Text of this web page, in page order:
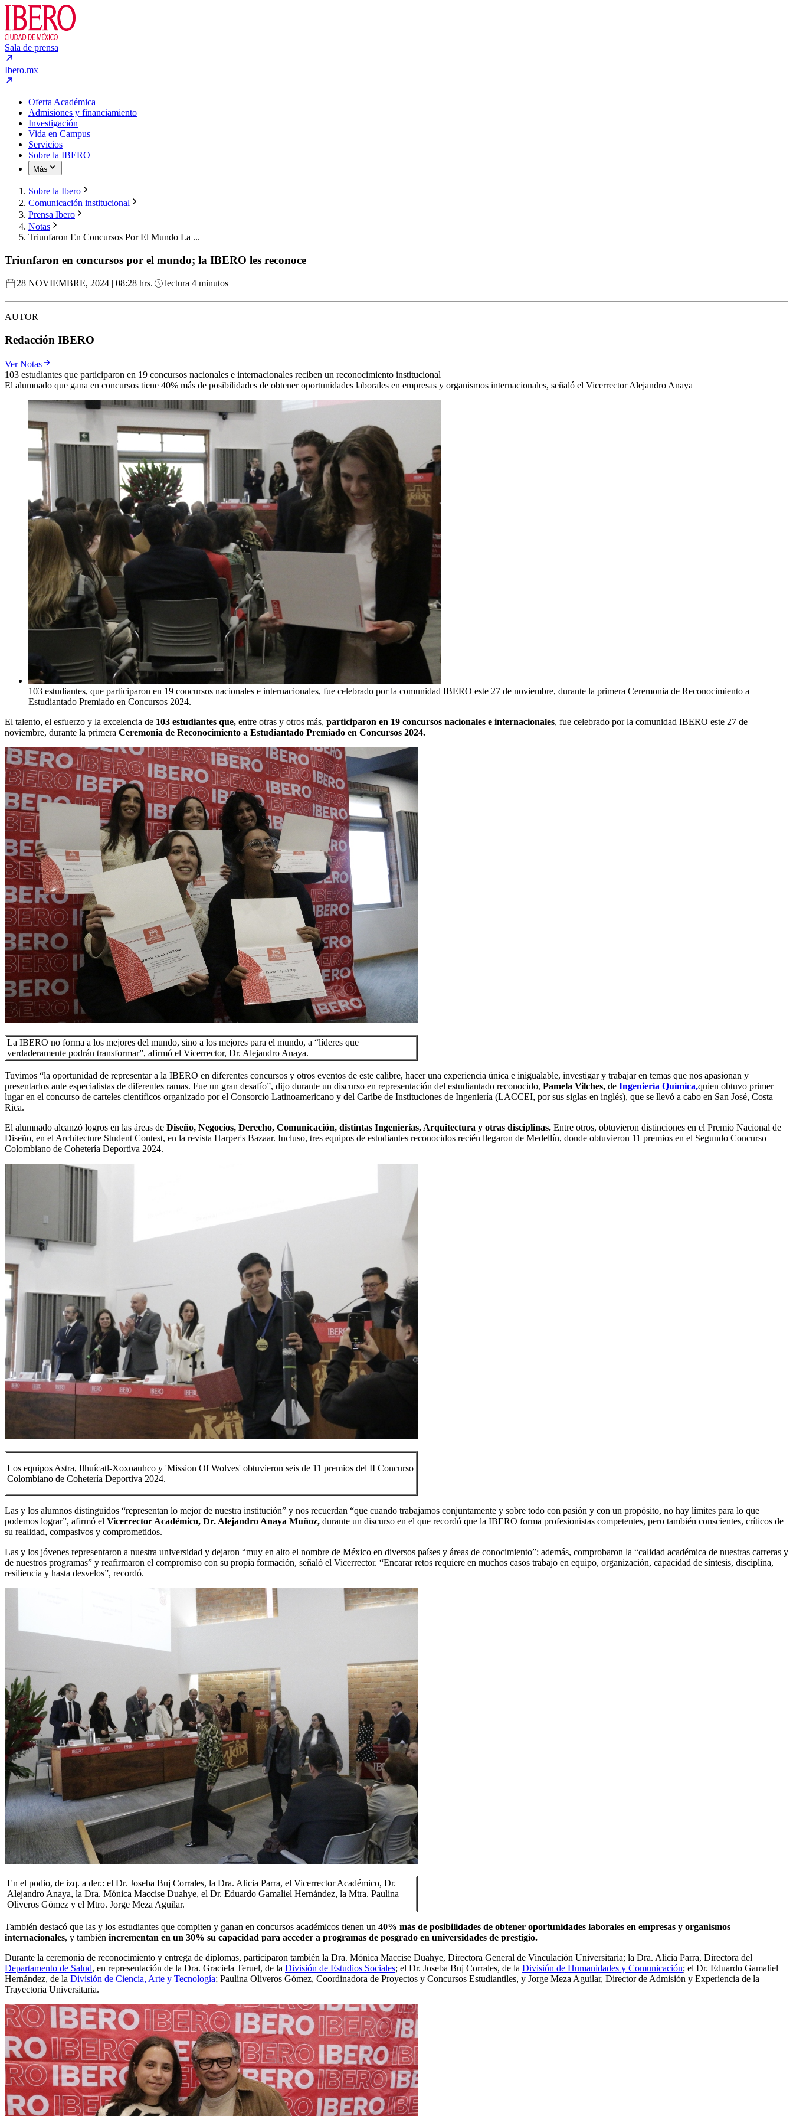
Sala de prensa
Ibero.mx
Oferta Académica
Admisiones y financiamiento
Investigación
Vida en Campus
Servicios
Sobre la IBERO
Más
Sobre la Ibero
Comunicación institucional
Prensa Ibero
Notas
Triunfaron En Concursos Por El Mundo La ...
Triunfaron en concursos por el mundo; la IBERO les reconoce
28 NOVIEMBRE, 2024 | 08:28 hrs. lectura 4 minutos
AUTOR
Redacción IBERO
Ver Notas
103 estudiantes que participaron en 19 concursos nacionales e internacionales reciben un reconocimiento institucional
El alumnado que gana en concursos tiene 40% más de posibilidades de obtener oportunidades laborales en empresas y organismos internacionales, señaló el Vicerrector Alejandro Anaya
103 estudiantes, que participaron en 19 concursos nacionales e internacionales, fue celebrado por la comunidad IBERO este 27 de noviembre, durante la primera Ceremonia de Reconocimiento a
Estudiantado Premiado en Concursos 2024.
El talento, el esfuerzo y la excelencia de 103 estudiantes que, entre otras y otros más, participaron en 19 concursos nacionales e internacionales, fue celebrado por la comunidad IBERO este 27 de
noviembre, durante la primera Ceremonia de Reconocimiento a Estudiantado Premiado en Concursos 2024.
La IBERO no forma a los mejores del mundo, sino a los mejores para el mundo, a “líderes que
verdaderamente podrán transformar”, afirmó el Vicerrector, Dr. Alejandro Anaya.
Tuvimos “la oportunidad de representar a la IBERO en diferentes concursos y otros eventos de este calibre, hacer una experiencia única e inigualable, investigar y trabajar en temas que nos apasionan y
presentarlos ante especialistas de diferentes ramas. Fue un gran desafío”, dijo durante un discurso en representación del estudiantado reconocido, Pamela Vilches, de Ingeniería Química,quien obtuvo primer
lugar en el concurso de carteles científicos organizado por el Consorcio Latinoamericano y del Caribe de Instituciones de Ingeniería (LACCEI, por sus siglas en inglés), que se llevó a cabo en San José, Costa
Rica.
El alumnado alcanzó logros en las áreas de Diseño, Negocios, Derecho, Comunicación, distintas Ingenierías, Arquitectura y otras disciplinas. Entre otros, obtuvieron distinciones en el Premio Nacional de
Diseño, en el Architecture Student Contest, en la revista Harper's Bazaar. Incluso, tres equipos de estudiantes reconocidos recién llegaron de Medellín, donde obtuvieron 11 premios en el Segundo Concurso
Colombiano de Cohetería Deportiva 2024.
Los equipos Astra, Ilhuícatl-Xoxoauhco y 'Mission Of Wolves' obtuvieron seis de 11 premios del II Concurso
Colombiano de Cohetería Deportiva 2024.
Las y los alumnos distinguidos “representan lo mejor de nuestra institución” y nos recuerdan “que cuando trabajamos conjuntamente y sobre todo con pasión y con un propósito, no hay límites para lo que
podemos lograr”, afirmó el Vicerrector Académico, Dr. Alejandro Anaya Muñoz, durante un discurso en el que recordó que la IBERO forma profesionistas competentes, pero también conscientes, críticos de
su realidad, compasivos y comprometidos.
Las y los jóvenes representaron a nuestra universidad y dejaron “muy en alto el nombre de México en diversos países y áreas de conocimiento”; además, comprobaron la “calidad académica de nuestras carreras y
de nuestros programas” y reafirmaron el compromiso con su propia formación, señaló el Vicerrector. “Encarar retos requiere en muchos casos trabajo en equipo, organización, capacidad de síntesis, disciplina,
resiliencia y hasta desvelos”, recordó.
En el podio, de izq. a der.: el Dr. Joseba Buj Corrales, la Dra. Alicia Parra, el Vicerrector Académico, Dr.
Alejandro Anaya, la Dra. Mónica Maccise Duahye, el Dr. Eduardo Gamaliel Hernández, la Mtra. Paulina
Oliveros Gómez y el Mtro. Jorge Meza Aguilar.
También destacó que las y los estudiantes que compiten y ganan en concursos académicos tienen un 40% más de posibilidades de obtener oportunidades laborales en empresas y organismos
internacionales, y también incrementan en un 30% su capacidad para acceder a programas de posgrado en universidades de prestigio.
Durante la ceremonia de reconocimiento y entrega de diplomas, participaron también la Dra. Mónica Maccise Duahye, Directora General de Vinculación Universitaria; la Dra. Alicia Parra, Directora del
Departamento de Salud, en representación de la Dra. Graciela Teruel, de la División de Estudios Sociales; el Dr. Joseba Buj Corrales, de la División de Humanidades y Comunicación; el Dr. Eduardo Gamaliel
Hernández, de la División de Ciencia, Arte y Tecnología; Paulina Oliveros Gómez, Coordinadora de Proyectos y Concursos Estudiantiles, y Jorge Meza Aguilar, Director de Admisión y Experiencia de la
Trayectoria Universitaria.